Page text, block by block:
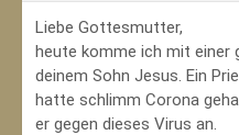
Liebe Gottesmutter,
heute komme ich mit einer
deinem Sohn Jesus. Ein
hatte schlimm Corona
er gegen dieses Virus an.